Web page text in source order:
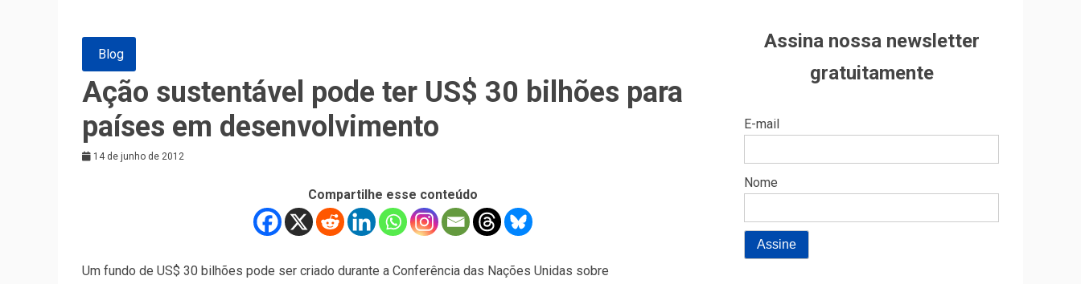
Blog
Ação sustentável pode ter US$ 30 bilhões para
países em desenvolvimento
14 de junho de 2012
Compartilhe esse conteúdo
Um fundo de US$ 30 bilhões pode ser criado durante a Conferência das Nações Unidas sobre
Assina nossa newsletter
gratuitamente
E-mail
Nome